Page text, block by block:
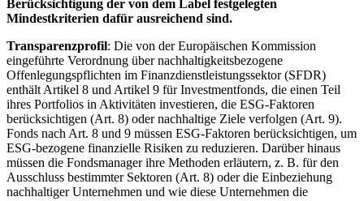
Berücksichtigung der von dem Label festgelegten
Mindestkriterien dafür ausreichend sind.
Transparenzprofil: Die von der Europäischen Kommission
eingeführte Verordnung über nachhaltigkeitsbezogene
Offenlegungspflichten im Finanzdienstleistungssektor (SFDR)
enthält Artikel 8 und Artikel 9 für Investmentfonds, die einen Teil
ihres Portfolios in Aktivitäten investieren, die ESG-Faktoren
berücksichtigen (Art. 8) oder nachhaltige Ziele verfolgen (Art. 9).
Fonds nach Art. 8 und 9 müssen ESG-Faktoren berücksichtigen, um
ESG-bezogene finanzielle Risiken zu reduzieren. Darüber hinaus
müssen die Fondsmanager ihre Methoden erläutern, z. B. für den
Ausschluss bestimmter Sektoren (Art. 8) oder die Einbeziehung
nachhaltiger Unternehmen und wie diese Unternehmen die